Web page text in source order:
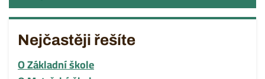
Nejčastěji řešíte
O Základní škole